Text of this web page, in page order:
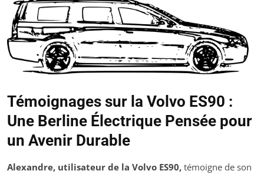
Témoignages sur la Volvo ES90 :
Une Berline Électrique Pensée pour
un Avenir Durable
Alexandre, utilisateur de la Volvo ES90, témoigne de son